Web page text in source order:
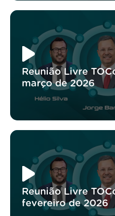
Reunião Livre
março de 2026
Reunião Livre
fevereiro de 2026